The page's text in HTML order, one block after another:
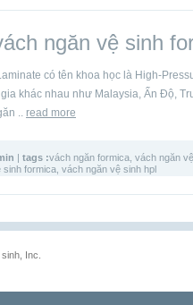
ngăn vệ sinh
có tên khoa học là High-
khác nhau như Malaysia, Ấn Độ,
.. read more
| tags :vách ngăn formica vách ngăn
sinh formica vách ngăn vệ sinh hpl
Inc.